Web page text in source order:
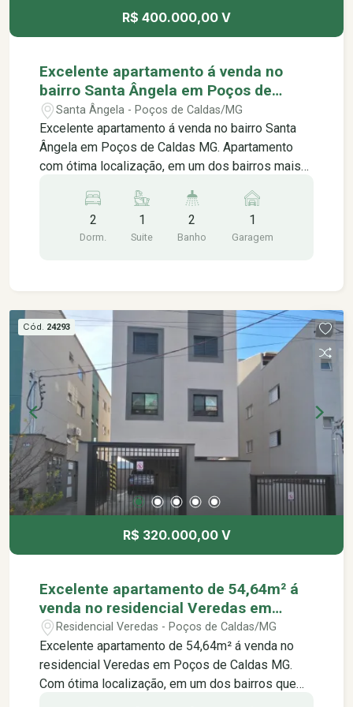
R$ 400.000,00 V
Excelente apartamento á venda no
bairro Santa Ângela em Poços de
Caldas MG.
Santa Ângela - Poços de Caldas/MG
Excelente apartamento á venda no bairro Santa
Ângela em Poços de Caldas MG. Apartamento
com ótima localização, em um dos bairros mais
sendo 01 suíte -Sala de estar -Sala de jantar -
Cozinha integrada -Banheiro social -Área de
serviço -01 vaga da garagem -Quintal Área útil:
Presidente Washington Luiz -Cei Municipal Sônia
Maria Saraiva -Supermercado San Michel -
Quadras de esportes -Padaria Barão dos Pães -
Pet shop Barão -Pet shop Mac Dog -Drogaria
Nova Barão
2
Dorm.
1
Suite
2
Banho
1
Garagem
Cód. 24293
R$ 320.000,00 V
Excelente apartamento de 54,64m² á
venda no residencial Veredas em
Poços de Caldas MG.
Residencial Veredas - Poços de Caldas/MG
Excelente apartamento de 54,64m² á venda no
residencial Veredas em Poços de Caldas MG.
Com ótima localização, em um dos bairros que